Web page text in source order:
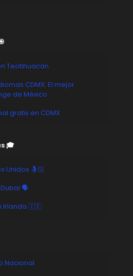
Teotihuacán
CDMX: El mejor
de México
gratis en CDMX
🎓
Unidos 🤱🏻
Dubai 🗣️
Irlanda 🇮🇪
Nacional